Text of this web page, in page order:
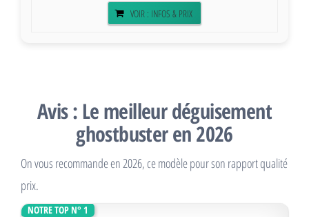
VOIR : INFOS & PRIX
Avis : Le meilleur déguisement
ghostbuster en 2026
On vous recommande en 2026, ce modèle pour son rapport qualité
prix.
NOTRE TOP N° 1